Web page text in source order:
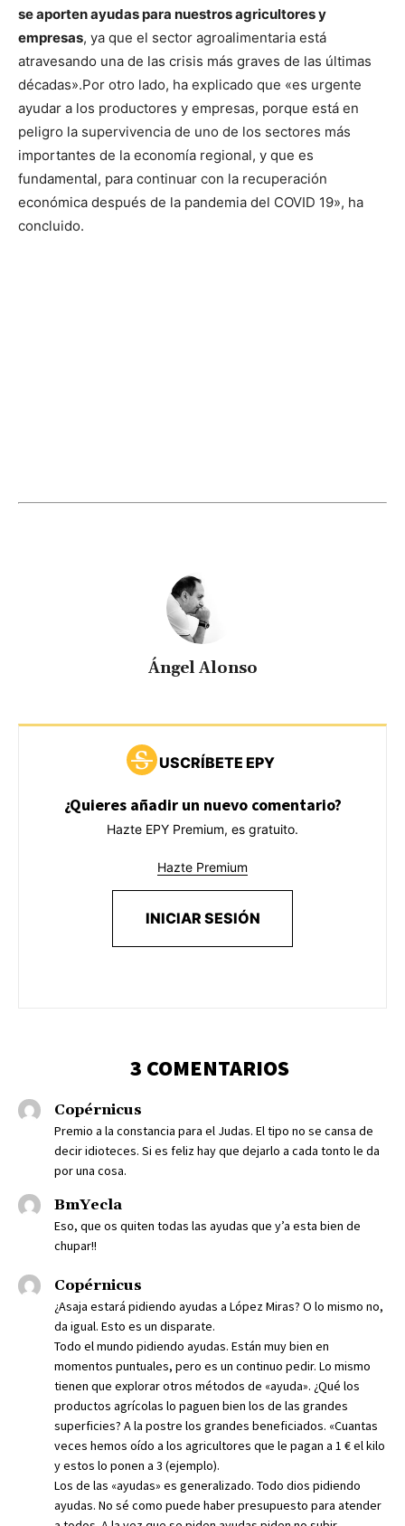
se aporten ayudas para nuestros agricultores y
empresas, ya que el sector agroalimentaria está
atravesando una de las crisis más graves de las últimas
décadas».Por otro lado, ha explicado que «es urgente
ayudar a los productores y empresas, porque está en
peligro la supervivencia de uno de los sectores más
importantes de la economía regional, y que es
fundamental, para continuar con la recuperación
económica después de la pandemia del COVID 19», ha
concluido.
Ángel Alonso
USCRÍBETE EPY
¿Quieres añadir un nuevo comentario?
Hazte EPY Premium, es gratuito.
Hazte Premium
INICIAR SESIÓN
3 COMENTARIOS
Copérnicus
Premio a la constancia para el Judas. El tipo no se cansa de
decir idioteces. Si es feliz hay que dejarlo a cada tonto le da
por una cosa.
BmYecla
Eso, que os quiten todas las ayudas que y’a esta bien de
chupar!!
Copérnicus
¿Asaja estará pidiendo ayudas a López Miras? O lo mismo no,
da igual. Esto es un disparate.
Todo el mundo pidiendo ayudas. Están muy bien en
momentos puntuales, pero es un continuo pedir. Lo mismo
tienen que explorar otros métodos de «ayuda». ¿Qué los
productos agrícolas lo paguen bien los de las grandes
superficies? A la postre los grandes beneficiados. «Cuantas
veces hemos oído a los agricultores que le pagan a 1 € el kilo
y estos lo ponen a 3 (ejemplo).
Los de las «ayudas» es generalizado. Todo dios pidiendo
ayudas. No sé como puede haber presupuesto para atender